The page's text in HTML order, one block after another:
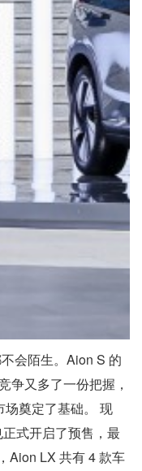
会陌生。Aion S 的
争又多了一份把握，
场奠定了基础。 现
式开启了预售，最
Aion LX 共有 4 款车